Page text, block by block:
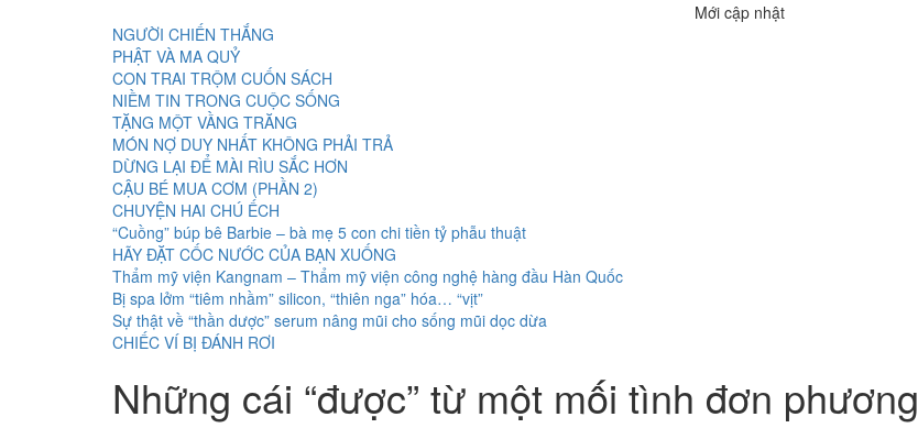
Mới cập nhật
NGƯỜI CHIẾN THẮNG
PHẬT VÀ MA QUỶ
CON TRAI TRỘM CUỐN SÁCH
NIỀM TIN TRONG CUỘC SỐNG
TẶNG MỘT VẦNG TRĂNG
MÓN NỢ DUY NHẤT KHÔNG PHẢI TRẢ
DỪNG LẠI ĐỂ MÀI RÌU SẮC HƠN
CẬU BÉ MUA CƠM (PHẦN 2)
CHUYỆN HAI CHÚ ẾCH
“Cuồng” búp bê Barbie – bà mẹ 5 con chi tiền tỷ phẫu thuật
HÃY ĐẶT CỐC NƯỚC CỦA BẠN XUỐNG
Thẩm mỹ viện Kangnam – Thẩm mỹ viện công nghệ hàng đầu Hàn Quốc
Bị spa lởm “tiêm nhầm” silicon, “thiên nga” hóa… “vịt”
Sự thật về “thần dược” serum nâng mũi cho sống mũi dọc dừa
CHIẾC VÍ BỊ ĐÁNH RƠI
Những cái “được” từ một mối tình đơn phương